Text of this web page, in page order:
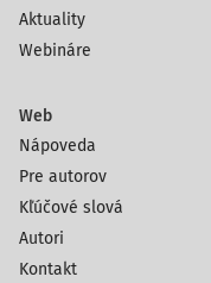
Aktuality
Webináre
Web
Nápoveda
Pre autorov
Kľúčové slová
Autori
Kontakt